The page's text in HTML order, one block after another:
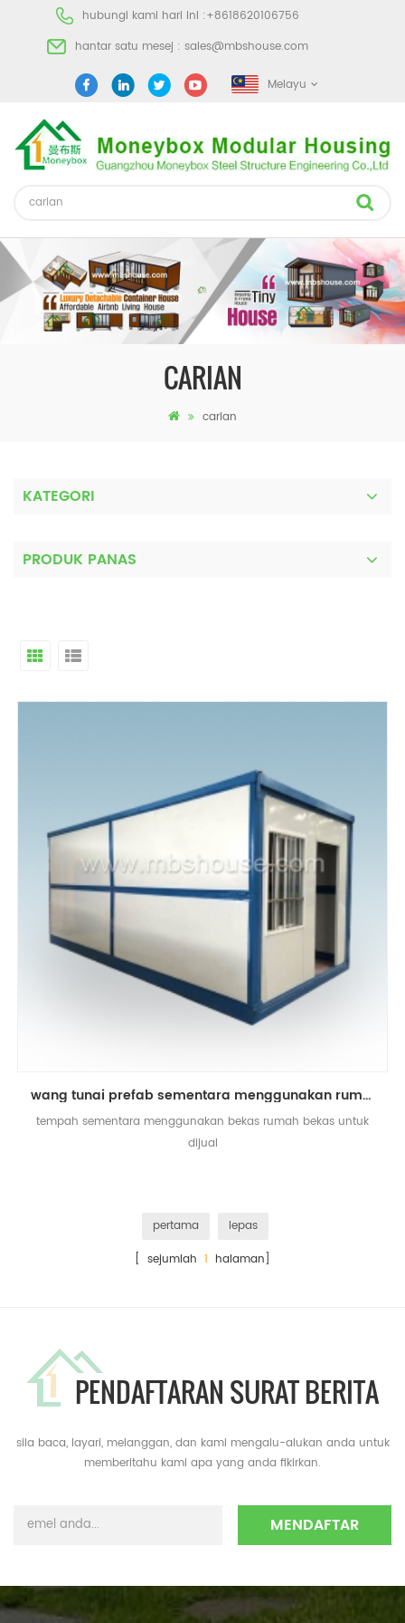
hubungi kami hari ini :+8618620106756
hantar satu mesej : sales@mbshouse.com
Melayu
CARIAN
carian
KATEGORI
PRODUK PANAS
wang tunai prefab sementara menggunakan rumah bekas lipat
tempah sementara menggunakan bekas rumah bekas untuk
dijual
pertama
lepas
[ sejumlah 1 halaman]
PENDAFTARAN SURAT BERITA
sila baca, layari, melanggan, dan kami mengalu-alukan anda untuk
memberitahu kami apa yang anda fikirkan.